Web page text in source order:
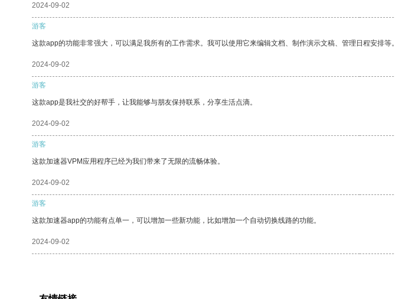
2024-09-02
游客
这款app的功能非常强大，可以满足我所有的工作需求。我可以使用它来编辑文档、制作演示文稿、管理日程安排等。
2024-09-02
游客
这款app是我社交的好帮手，让我能够与朋友保持联系，分享生活点滴。
2024-09-02
游客
这款加速器VPM应用程序已经为我们带来了无限的流畅体验。
2024-09-02
游客
这款加速器app的功能有点单一，可以增加一些新功能，比如增加一个自动切换线路的功能。
2024-09-02